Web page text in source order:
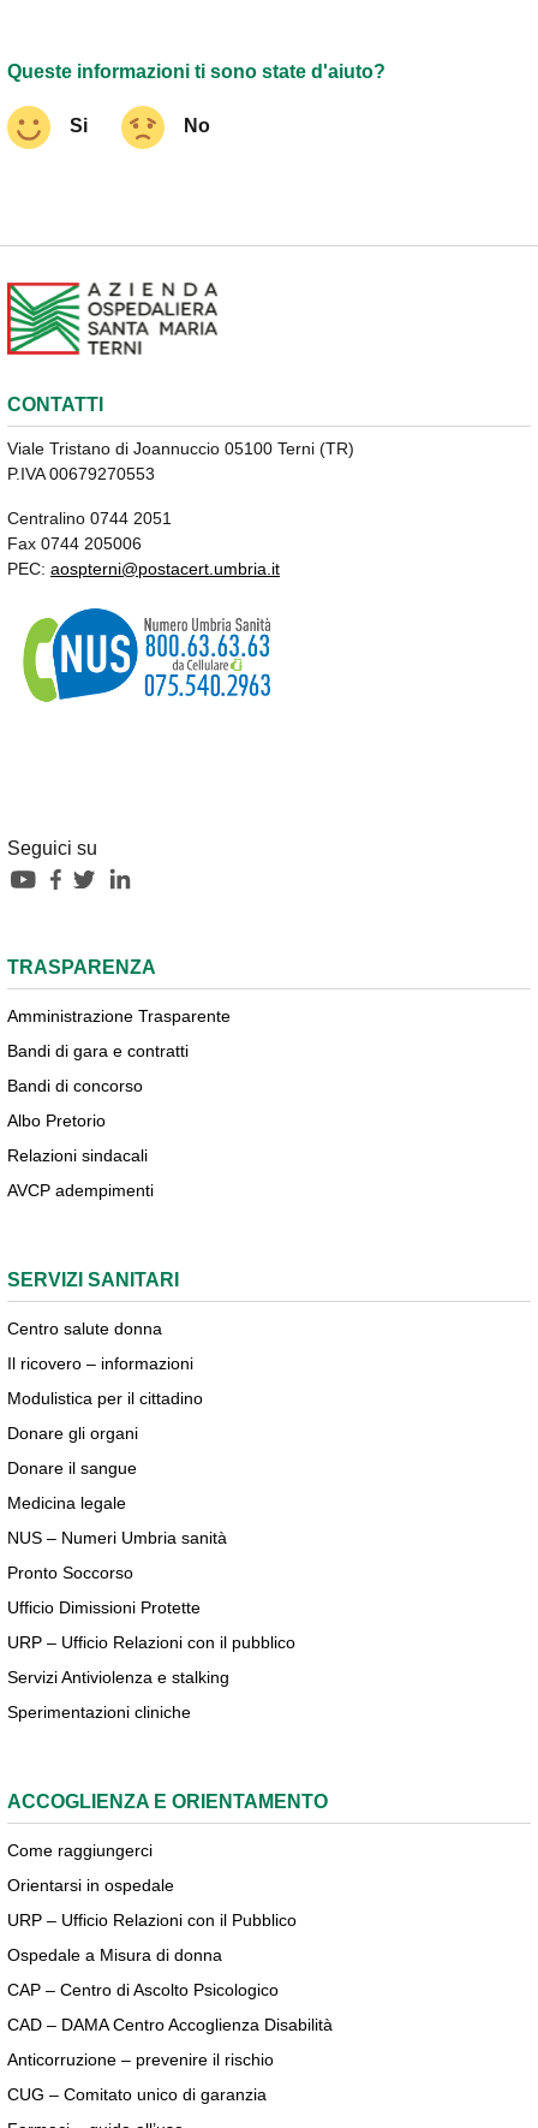
Queste informazioni ti sono state d'aiuto?
Si No
CONTATTI
Viale Tristano di Joannuccio 05100 Terni (TR)
P.IVA 00679270553
Centralino 0744 2051
Fax 0744 205006
PEC: aospterni@postacert.umbria.it
Seguici su
TRASPARENZA
Amministrazione Trasparente
Bandi di gara e contratti
Bandi di concorso
Albo Pretorio
Relazioni sindacali
AVCP adempimenti
SERVIZI SANITARI
Centro salute donna
Il ricovero – informazioni
Modulistica per il cittadino
Donare gli organi
Donare il sangue
Medicina legale
NUS – Numeri Umbria sanità
Pronto Soccorso
Ufficio Dimissioni Protette
URP – Ufficio Relazioni con il pubblico
Servizi Antiviolenza e stalking
Sperimentazioni cliniche
ACCOGLIENZA E ORIENTAMENTO
Come raggiungerci
Orientarsi in ospedale
URP – Ufficio Relazioni con il Pubblico
Ospedale a Misura di donna
CAP – Centro di Ascolto Psicologico
CAD – DAMA Centro Accoglienza Disabilità
Anticorruzione – prevenire il rischio
CUG – Comitato unico di garanzia